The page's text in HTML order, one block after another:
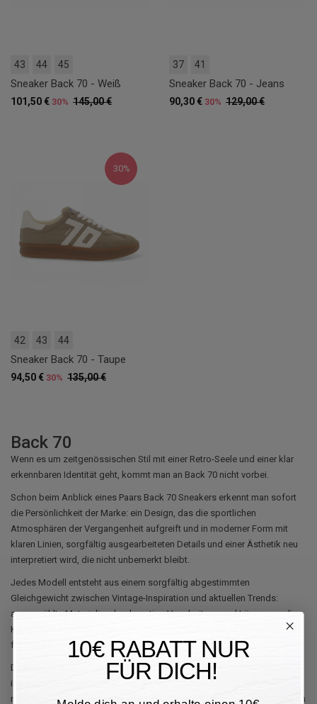
43 44 45
Sneaker Back 70 - Weiß
145,00 €
101,50 € 30%
37 41
Sneaker Back 70 - Jeans
129,00 €
90,30 € 30%
30%
42 43 44
Sneaker Back 70 - Taupe
135,00 €
94,50 € 30%
Back 70
Wenn es um zeitgenössischen Stil mit einer Retro-Seele und einer klar
erkennbaren Identität geht, kommt man an Back 70 nicht vorbei.
Schon beim Anblick eines Paars Back 70 Sneakers erkennt man sofort
die Persönlichkeit der Marke: ein Design, das die sportlichen
Atmosphären der Vergangenheit aufgreift und in moderner Form mit
klaren Linien, sorgfältig ausgearbeiteten Details und einer Ästhetik neu
interpretiert wird, die nicht unbemerkt bleibt.
Jedes Modell entsteht aus einem sorgfältig abgestimmten
Gleichgewicht zwischen Vintage-Inspiration und aktuellen Trends:
ausgewählte Materialien, hochwertige Verarbeitung und Lösungen, die
Komfort und Vielseitigkeit gewährleisten, machen diese Schuhe perfekt
für den Alltag.
Das Ergebnis sind Sneakers mit starkem und dynamischem Charakter,
ideal für alle, die sich mit einem lässigen, aber raffinierten Stil abheben
möchten, der sich leicht an verschiedene Looks anpassen lässt, ohne an
10€ RABATT NUR
FÜR DICH!